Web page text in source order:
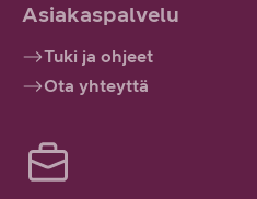
Asiakaspalvelu
Tuki ja ohjeet
Ota yhteyttä